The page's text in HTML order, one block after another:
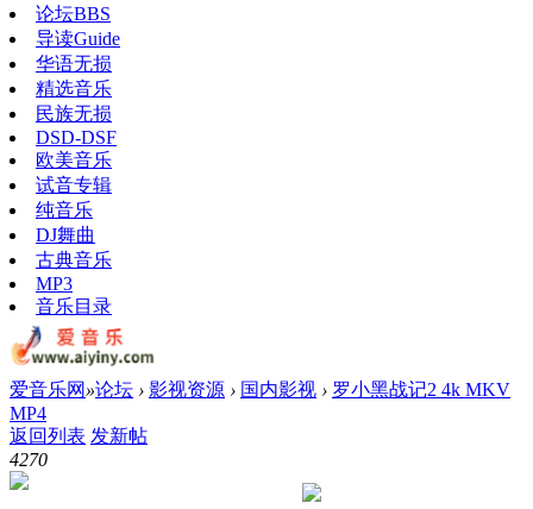
论坛BBS
导读Guide
华语无损
精选音乐
民族无损
DSD-DSF
欧美音乐
试音专辑
纯音乐
DJ舞曲
古典音乐
MP3
音乐目录
爱音乐网 »论坛 › 影视资源 › 国内影视 › 罗小黑战记2 4k MKV
MP4
返回列表 发新帖
4270